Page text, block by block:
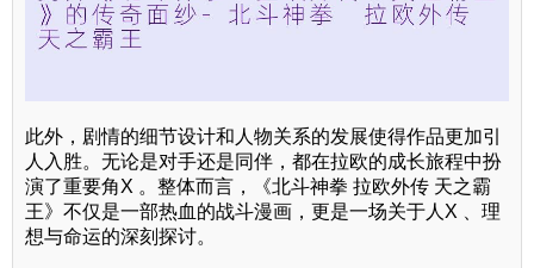
此外，剧情的细节设计和人物关系的发展使得作品更加引
人入胜。无论是对手还是同伴，都在拉欧的成长旅程中扮
演了重要角X 。整体而言，《北斗神拳 拉欧外传 天之霸
王》不仅是一部热血的战斗漫画，更是一场关于人X 、理
想与命运的深刻探讨。